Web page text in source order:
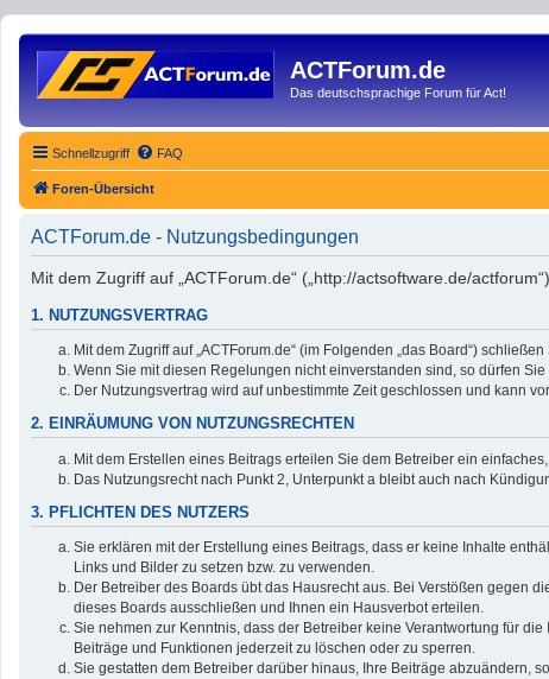
ACTForum.de
Das deutschsprachige Forum für Act!
Schnellzugriff FAQ
Foren-Übersicht
ACTForum.de - Nutzungsbedingungen
Mit dem Zugriff auf „ACTForum.de“ („http://actsoftware.de/
1. NUTZUNGSVERTRAG
Mit dem Zugriff auf „ACTForum.de“ (im Folgenden „das Board“)
Wenn Sie mit diesen Regelungen nicht einverstanden sind, so dürfen
Der Nutzungsvertrag wird auf unbestimmte Zeit geschlossen und kann
2. EINRÄUMUNG VON NUTZUNGSRECHTEN
Mit dem Erstellen eines Beitrags erteilen Sie dem Betreiber ein
Das Nutzungsrecht nach Punkt 2, Unterpunkt a bleibt auch nach
3. PFLICHTEN DES NUTZERS
Sie erklären mit der Erstellung eines Beitrags, dass er keine Inhalte
Links und Bilder zu setzen bzw. zu verwenden.
Der Betreiber des Boards übt das Hausrecht aus. Bei Verstößen gegen
dieses Boards ausschließen und Ihnen ein Hausverbot erteilen.
Sie nehmen zur Kenntnis, dass der Betreiber keine Verantwortung für
Beiträge und Funktionen jederzeit zu löschen oder zu sperren.
Sie gestatten dem Betreiber darüber hinaus, Ihre Beiträge abzuändern,